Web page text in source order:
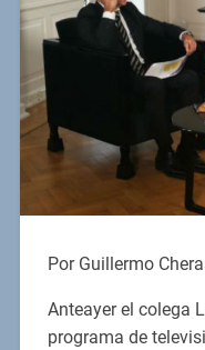
Por Guillermo
Anteayer el colega
programa de